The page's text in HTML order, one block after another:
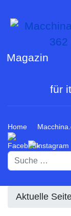
Magazin
für
Home
Suchen
Aktuelle